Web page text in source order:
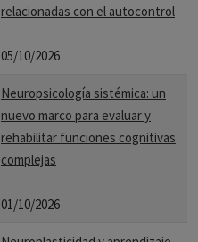
relacionadas con el autocontrol
05/10/2026
Neuropsicología sistémica: un
nuevo marco para evaluar y
rehabilitar funciones cognitivas
complejas
01/10/2026